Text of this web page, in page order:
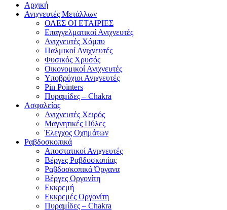
Αρχική
Ανιχνευτές Μετάλλων
ΟΛΕΣ ΟΙ ΕΤΑΙΡΙΕΣ
Επαγγελματικοί Ανιχνευτές
Ανιχνευτές Χόμπυ
Παλμικοί Ανιχνευτές
Φυσικός Χρυσός
Οικονομικοί Ανιχνευτές
Υποβρύχιοι Ανιχνευτές
Pin Pointers
Πυραμίδες – Chakra
Ασφαλείας
Ανιχνευτές Χειρός
Μαγνητικές Πύλες
Έλεγχος Οχημάτων
Ραβδοσκοπικά
Αποστατικοί Ανιχνευτές
Βέργες Ραβδοσκοπίας
Ραβδοσκοπικά Όργανα
Βέργες Οργονίτη
Εκκρεμή
Εκκρεμές Οργονίτη
Πυραμίδες – Chakra